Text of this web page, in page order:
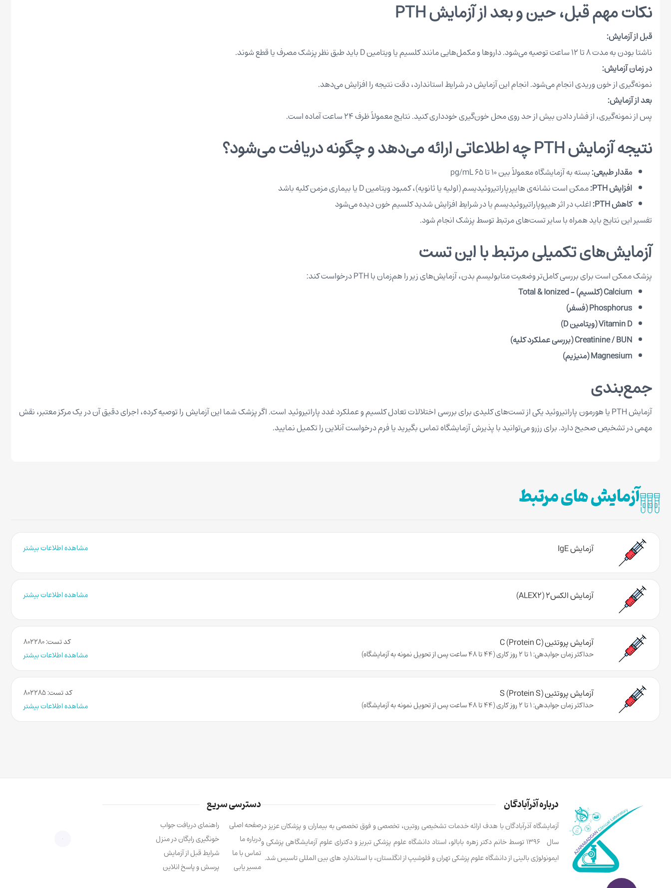
نکات مهم قبل، حین و بعد از آزمایش PTH
قبل از آزمایش:
ناشتا بودن به مدت ۸ تا ۱۲ ساعت توصیه می‌شود. داروها و مکمل‌هایی مانند کلسیم یا ویتامین D باید طبق نظر پزشک مصرف یا قطع شوند.
در زمان آزمایش:
نمونه‌گیری از خون وریدی انجام می‌شود. انجام این آزمایش در شرایط استاندارد، دقت نتیجه را افزایش می‌دهد.
بعد از آزمایش:
پس از نمونه‌گیری، از فشار دادن بیش از حد روی محل خون‌گیری خودداری کنید. نتایج معمولاً ظرف ۲۴ ساعت آماده است.
نتیجه آزمایش PTH چه اطلاعاتی ارائه می‌دهد و چگونه دریافت می‌شود؟
مقدار طبیعی:بسته به آزمایشگاه معمولاً بین ۱۰ تا ۶۵ pg/mL
افزایش PTH:
ممکن است نشانه‌ی هایپرپاراتیروئیدیسم (اولیه یا ثانویه)، کمبود ویتامین D یا بیماری مزمن کلیه باشد
کاهش PTH:
اغلب در اثر هیپوپاراتیروئیدیسم یا در شرایط افزایش شدید کلسیم خون دیده می‌شود
تفسیر این نتایج باید همراه با سایر تست‌های مرتبط توسط پزشک انجام شود.
آزمایش‌های تکمیلی مرتبط با این تست
پزشک ممکن است برای بررسی کامل‌تر وضعیت متابولیسم بدن، آزمایش‌های زیر را هم‌زمان با PTH درخواست کند:
Calcium (کلسیم) – Total & Ionized
Phosphorus (فسفر)
Vitamin D (ویتامین D)
Creatinine / BUN (بررسی عملکرد کلیه)
Magnesium (منیزیم)
جمع‌بندی
آزمایشPTHیا هورمون پاراتیروئید یکی از تست‌های کلیدی برای بررسی اختلالات تعادل کلسیم و عملکرد غدد پاراتیروئید است. اگر پزشک شما این آزمایش را توصیه کرده، اجرای دقیق آن در یک مرکز معتبر، نقش
مهمی در تشخیص صحیح دارد. برای رزرو می‌توانید با پذیرش آزمایشگاه تماس بگیرید یافرم درخواست آنلاینرا تکمیل نمایید.
آزمایش های مرتبط
آزمایش IgE مشاهده اطلاعات بیشتر
آزمایش الکس۲ (ALEX2) مشاهده اطلاعات بیشتر
آزمایش پروتئین C (Protein C)
حداکثر زمان جوابدهی: 1 تا 2 روز کاری (44 تا 48 ساعت پس از تحویل نمونه به آزمایشگاه)
کد تست: ۸۰۲۲۸۰
مشاهده اطلاعات بیشتر
آزمایش پروتئین S (Protein S)
حداکثر زمان جوابدهی: 1 تا 2 روز کاری (44 تا 48 ساعت پس از تحویل نمونه به آزمایشگاه)
کد تست: ۸۰۲۲۸۵
مشاهده اطلاعات بیشتر
درباره آذرآبادگان
آزمایشگاه آذرآبادگان با هدف ارائه خدمات تشخیصی روتین، تخصصی و فوق تخصصی به بیماران و پزشکان عزیز در
سال ۱۳۹۶ توسط خانم دکتر زهره بابالو، استاد دانشگاه علوم پزشکی تبریز و دکترای علوم آزمایشگاهی پزشکی و
ایمونولوژی بالینی از دانشگاه علوم پزشکی تهران و فلوشیپ از انگلستان، با استاندارد های بین المللی تاسیس شد.
دسترسی سریع
صفحه اصلی
درباره ما
تماس با ما
مسیر یابی
راهنمای دریافت جواب
خونگیری رایگان در منزل
شرایط قبل از آزمایش
پرسش و پاسخ انلاین